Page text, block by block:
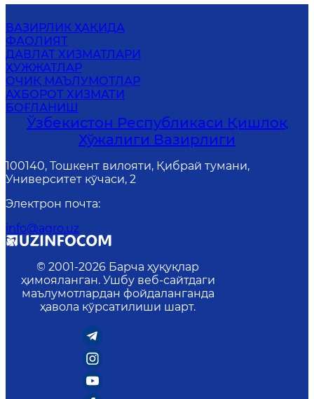
ВАЗИРЛИК ҲАҚИДА
ФАОЛИЯТ
ДАВЛАТ ХИЗМАТЛАРИ
ҲУЖЖАТЛАР
ОЧИҚ МАЪЛУМОТЛАР
АХБОРОТ ХИЗМАТИ
БОҒЛАНИШ
Ўзбекистон Республикаси Қишлоқ
Хўжалиги Вазирлиги
100140, Тошкент вилояти, Қибрай тумани,
Университет кўчаси, 2
Электрон почта:
info@agro.uz
© 2001-2026 Барча ҳуқуқлар
ҳимояланган. Ушбу веб-сайтдаги
маълумотлардан фойдаланганда
ҳавола кўрсатилиши шарт.